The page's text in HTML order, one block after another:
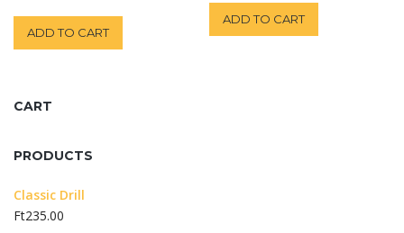
ADD TO CART
ADD TO CART
CART
PRODUCTS
Classic Drill
Ft235.00